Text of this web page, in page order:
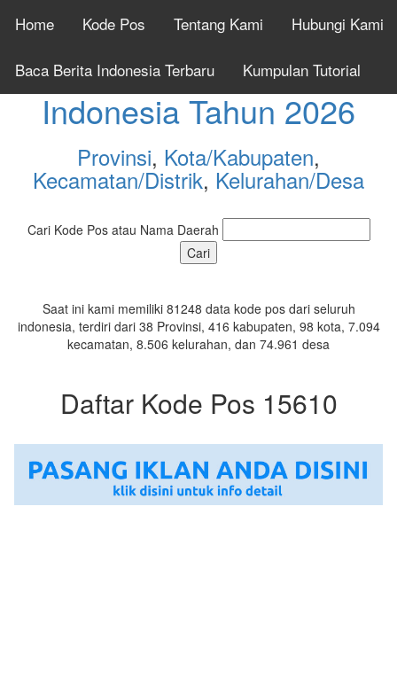
Home Kode Pos Tentang Kami Hubungi Kami
Baca Berita Indonesia Terbaru Kumpulan Tutorial
Cek Kode Pos Seluruh
Indonesia Tahun 2026
Provinsi, Kota/Kabupaten,
Kecamatan/Distrik, Kelurahan/Desa
Cari Kode Pos atau Nama Daerah
Saat ini kami memiliki 81248 data kode pos dari seluruh
indonesia, terdiri dari 38 Provinsi, 416 kabupaten, 98 kota, 7.094
kecamatan, 8.506 kelurahan, dan 74.961 desa
Daftar Kode Pos 15610